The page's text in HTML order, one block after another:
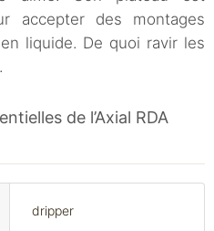
accepter des montages
liquide. De quoi ravir les
de l’Axial RDA
dripper